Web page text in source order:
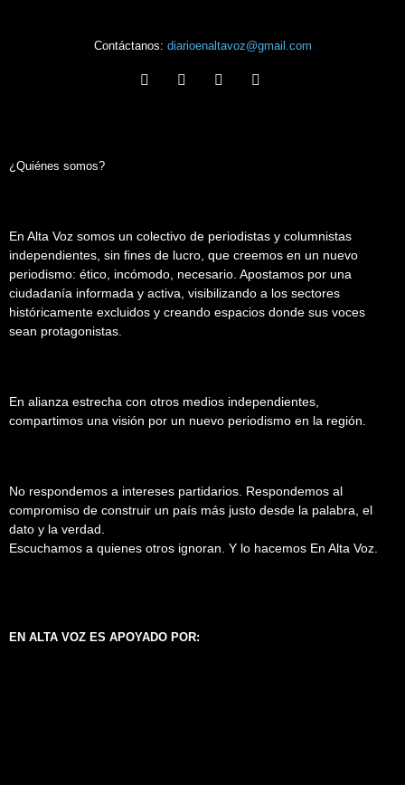
Contáctanos: diarioenaltavoz@gmail.com
¿Quiénes somos?
En Alta Voz somos un colectivo de periodistas y columnistas
independientes, sin fines de lucro, que creemos en un nuevo
periodismo: ético, incómodo, necesario. Apostamos por una
ciudadanía informada y activa, visibilizando a los sectores
históricamente excluidos y creando espacios donde sus voces
sean protagonistas.
En alianza estrecha con otros medios independientes,
compartimos una visión por un nuevo periodismo en la región.
No respondemos a intereses partidarios. Respondemos al
compromiso de construir un país más justo desde la palabra, el
dato y la verdad.
Escuchamos a quienes otros ignoran. Y lo hacemos En Alta Voz.
EN ALTA VOZ ES APOYADO POR: